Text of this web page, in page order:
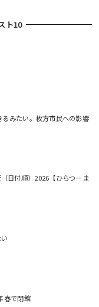
ト10
みたい。枚方市民への影響
日付順）2026【ひらつーま
春で閉館